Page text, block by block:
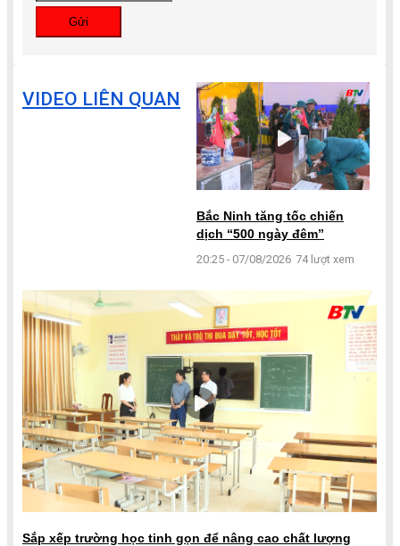
Gửi
VIDEO LIÊN QUAN
Bắc Ninh tăng tốc chiến
dịch “500 ngày đêm”
20:25 - 07/08/2026 74 lượt xem
Sắp xếp trường học tinh gọn để nâng cao chất lượng